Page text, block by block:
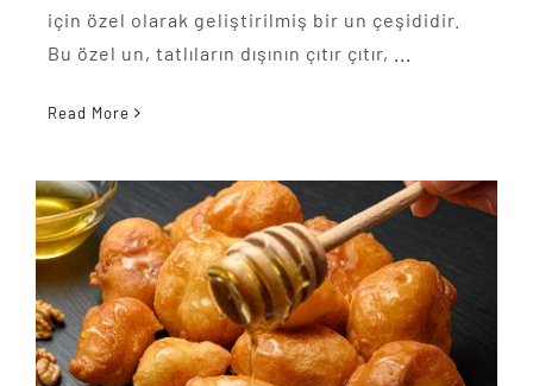
için özel olarak geliştirilmiş bir un çeşididir.
Bu özel un, tatlıların dışının çıtır çıtır,
Read More